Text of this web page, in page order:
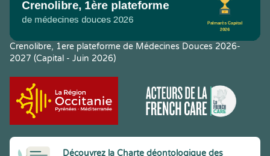
Crenolibre, 1ere plateforme de Médecines Douces 2026-
2027 (Capital - Juin 2026)
Découvrez la Charte déontologique des